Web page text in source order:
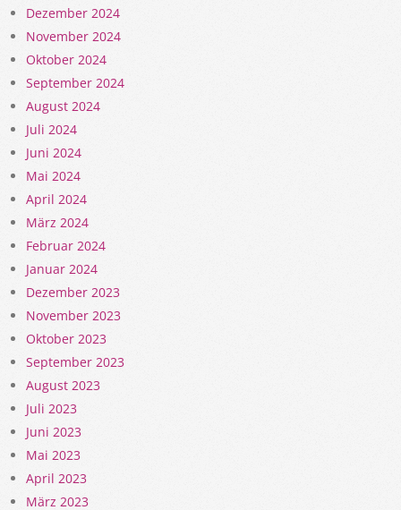
Dezember 2024
November 2024
Oktober 2024
September 2024
August 2024
Juli 2024
Juni 2024
Mai 2024
April 2024
März 2024
Februar 2024
Januar 2024
Dezember 2023
November 2023
Oktober 2023
September 2023
August 2023
Juli 2023
Juni 2023
Mai 2023
April 2023
März 2023